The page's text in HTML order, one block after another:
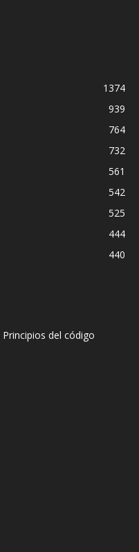
1374
939
764
732
561
542
525
444
440
Principios del código